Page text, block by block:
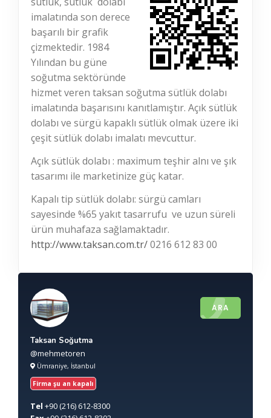
imalatında son derece
başarılı bir grafik
çizmektedir. 1984
Yılından bu güne
soğutma sektöründe
hizmet veren taksan soğutma sütlük dolabı
imalatında başarısını kanıtlamıştır. Açık sütlük
dolabı ve sürgü kapaklı sütlük olmak üzere iki
çeşit sütlük dolabı imalatı mevcuttur.
Açık sütlük dolabı : maximum teşhir alnı ve şık
tasarımı ile marketinize güç katar.
Kapalı tip sütlük dolabı: sürgü camları
sayesinde %65 yakıt tasarrufu ve uzun süreli
ürün muhafaza sağlamaktadır.
http://www.taksan.com.tr/0216 612 83 00
ARA
Taksan Soğutma
@mehmetoren
Ümraniye, İstanbul
Firma şu an kapalı
Tel +90(216) 612-8300